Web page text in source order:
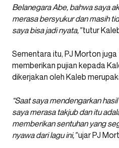
Belanegara Abe, bahwa saya
merasa bersyukur dan masih
saya bisa jadi nyata,”tutur
Sementara itu, PJ Morton
memberikan pujian kepada
dikerjakan oleh Kaleb
“Saat saya mendengarkan
saya merasa takjub dan itu
memberikan sentuhan yang
nyawa dari lagu ini,”ujar PJ